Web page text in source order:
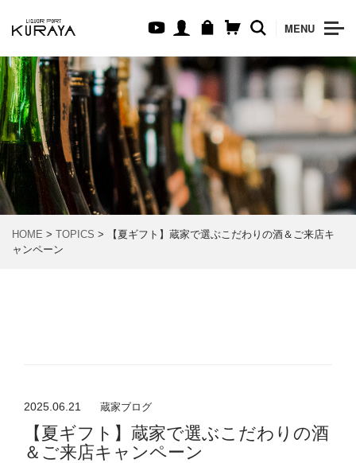
MENU
HOME > TOPICS > 【夏ギフト】蔵家で選ぶこだわりの酒＆ご来店キ
ャンペーン
2025.06.21 蔵家ブログ
【夏ギフト】蔵家で選ぶこだわりの酒
＆ご来店キャンペーン